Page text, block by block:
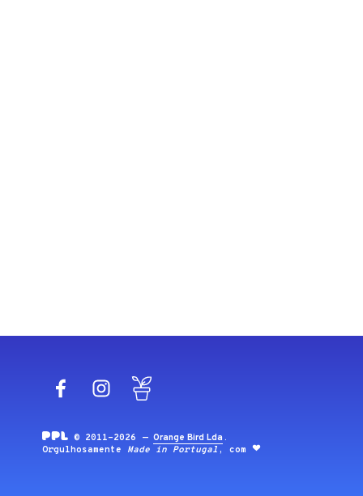
FacebookInstagram
© 2011-2026 —Orange Bird Lda .
Orgulhosamente Made in Portugal , com